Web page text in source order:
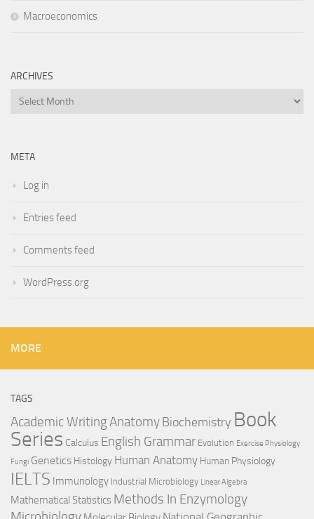
Macroeconomics
ARCHIVES
Archives
META
Log in
Entries feed
Comments feed
WordPress.org
MORE
TAGS
Academic WritingAnatomy Biochemistry Book
Series Calculus English Grammar Evolution Exercise Physiology
Fungi Genetics Histology Human Anatomy Human Physiology
IELTS Immunology Industrial Microbiology Linear Algebra
Mathematical Statistics Methods In Enzymology